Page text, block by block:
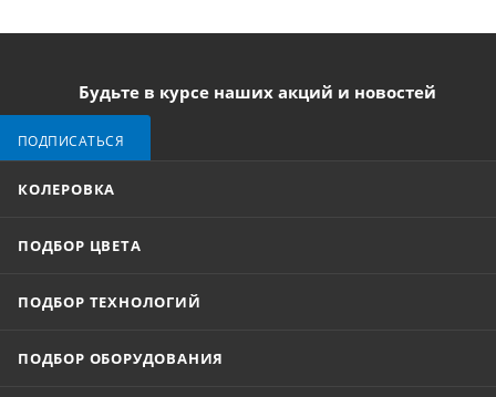
Будьте в курсе наших акций и новостей
ПОДПИСАТЬСЯ
КОЛЕРОВКА
ПОДБОР ЦВЕТА
ПОДБОР ТЕХНОЛОГИЙ
ПОДБОР ОБОРУДОВАНИЯ